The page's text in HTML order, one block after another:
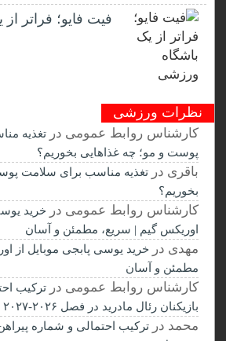
فیت ‌فایو؛ فراتر
نظرات ورزشی
کارشناس روابط عمومیدرتغذیه
پوست و مو؛ چه غذاهایی بخوریم؟
باقری درتغذیه مناسب برای سلامت
بخوریم؟
کارشناس روابط عمومیدرخرید یوسی
اوریکس گیم | سریع، مطمئن و آسان
مهدیدرخرید یوسی پابجی موبایل از
مطمئن و آسان
کارشناس روابط عمومیدرترکیب
بازیکنان رئال مادرید در فصل ۲۰۲۶-۲۰۲۷
محمددرترکیب احتمالی و شماره پیراهن